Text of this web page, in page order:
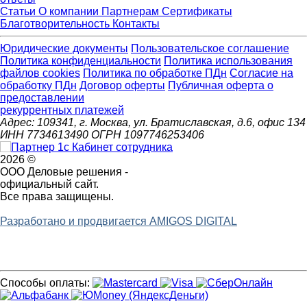
Статьи О компании Партнерам Сертификаты
Благотворительность Контакты
Юридические документы Пользовательское соглашение
Политика конфиденциальности Политика использования
файлов cookies Политика по обработке ПДн Cогласие на
обработку ПДн Договор оферты Публичная оферта о
предоставлении
рекуррентных платежей
Адрес: 109341, г. Москва, ул. Братиславская, д.6, офис 134
ИНН 7734613490 ОГРН 1097746253406
2026 ©
ООО Деловые решения -
официальный сайт.
Все права защищены.
Разработано и продвигается AMIGOS DIGITAL
Способы оплаты: